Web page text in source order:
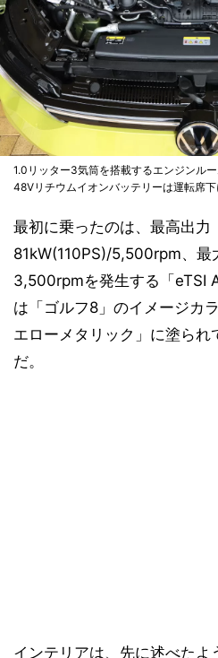
1.0リッター3気筒を搭載するエンジンル
48Vリチウムイオンバッテリーは運転席
最初に乗ったのは、最高出力
81kW(110PS)/5,500rpm、
3,500rpmを発生する「eTSI
は「ゴルフ8」のイメージカ
エローメタリック」に塗られ
だ。
インテリアは、先に述べたよ